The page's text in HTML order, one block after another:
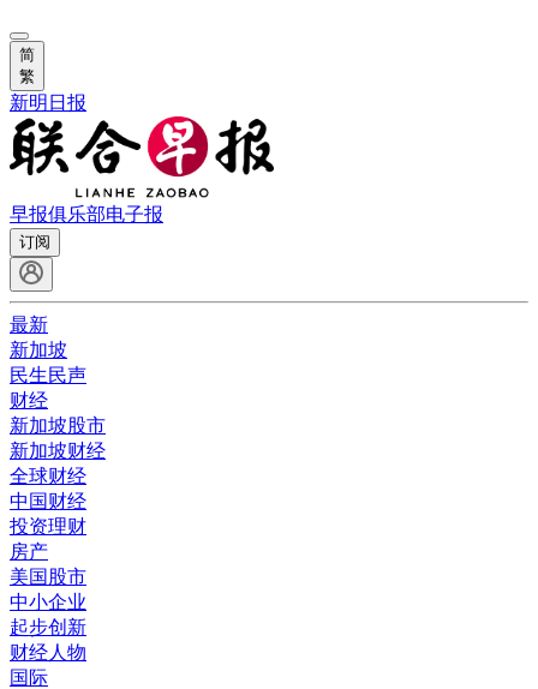
简
繁
新明日报
早报俱乐部电子报
订阅
最新
新加坡
民生民声
财经
新加坡股市
新加坡财经
全球财经
中国财经
投资理财
房产
美国股市
中小企业
起步创新
财经人物
国际